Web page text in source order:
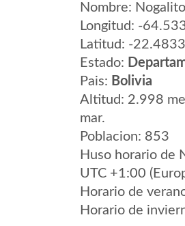
Nombre: Nogalito
Longitud: -
Latitud: -
Estado:
Pais: Bolivia
Altitud: 2.998
mar.
Poblacion: 853
Huso horario de
UTC +1:00
Horario de
Horario de